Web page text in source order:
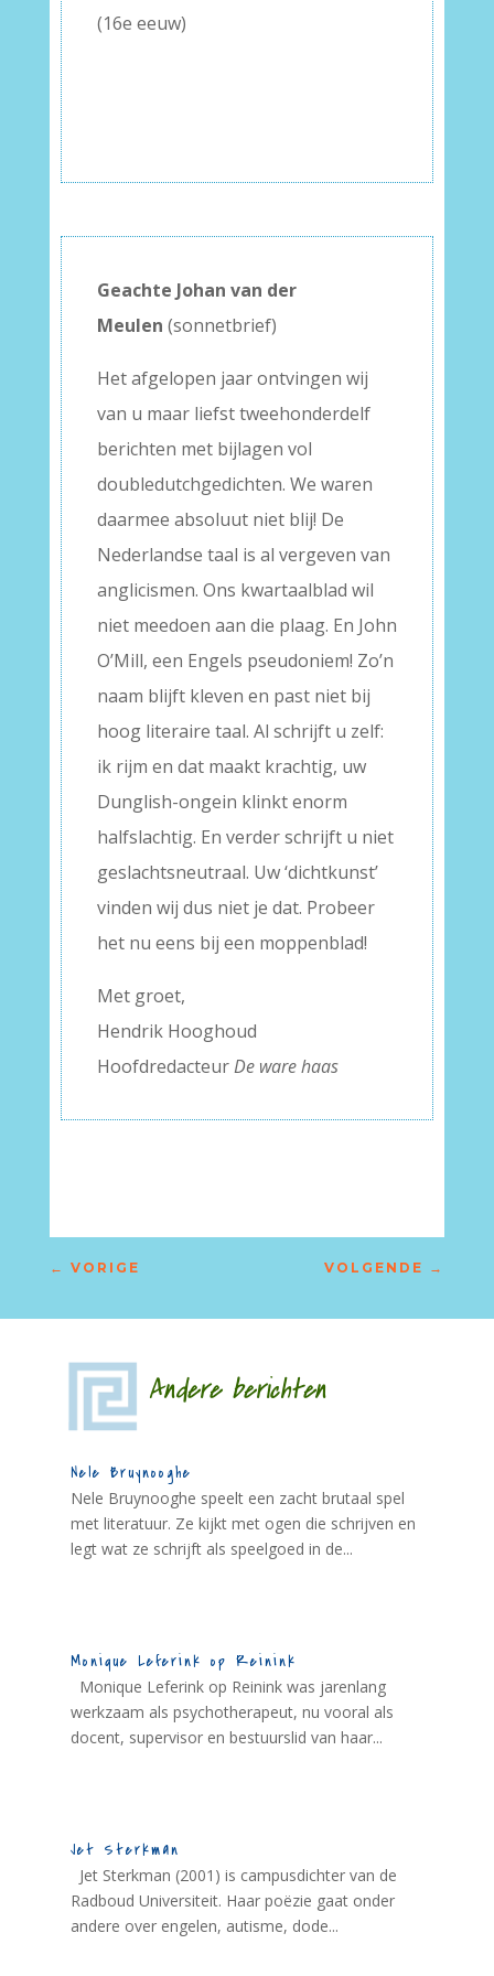
(16e eeuw)
Geachte Johan van der
Meulen (sonnetbrief)
Het afgelopen jaar ontvingen wij
van u maar liefst tweehonderdelf
berichten met bijlagen vol
doubledutchgedichten. We waren
daarmee absoluut niet blij! De
Nederlandse taal is al vergeven van
anglicismen. Ons kwartaalblad wil
niet meedoen aan die plaag. En John
O’Mill, een Engels pseudoniem! Zo’n
naam blijft kleven en past niet bij
hoog literaire taal. Al schrijft u zelf:
ik rijm en dat maakt krachtig, uw
Dunglish-ongein klinkt enorm
halfslachtig. En verder schrijft u niet
geslachtsneutraal. Uw ‘dichtkunst’
vinden wij dus niet je dat. Probeer
het nu eens bij een moppenblad!
Met groet,
Hendrik Hooghoud
HoofdredacteurDe ware haas
← VORIGE VOLGENDE →
Andere berichten
Nele Bruynooghe
Nele Bruynooghe speelt een zacht brutaal spel
met literatuur. Ze kijkt met ogen die schrijven en
legt wat ze schrijft als speelgoed in de...
Monique Leferink op Reinink
Monique Leferink op Reinink was jarenlang
werkzaam als psychotherapeut, nu vooral als
docent, supervisor en bestuurslid van haar...
Jet Sterkman
Jet Sterkman (2001) is campusdichter van de
Radboud Universiteit. Haar poëzie gaat onder
andere over engelen, autisme, dode...